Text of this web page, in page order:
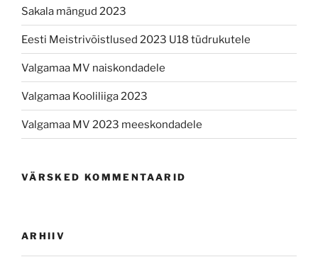
Sakala mängud 2023
Eesti Meistrivõistlused 2023 U18 tüdrukutele
Valgamaa MV naiskondadele
Valgamaa Kooliliiga 2023
Valgamaa MV 2023 meeskondadele
VÄRSKED KOMMENTAARID
ARHIIV